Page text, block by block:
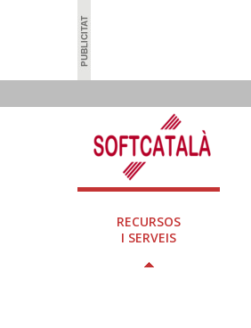
RECURSOS
I SERVEIS